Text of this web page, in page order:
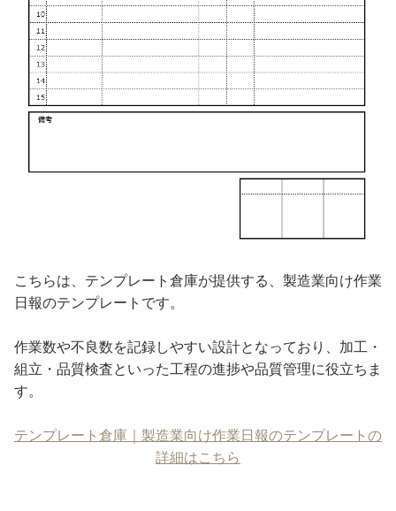
こちらは、テンプレート倉庫が提供する、製造業向け作業
日報のテンプレートです。
作業数や不良数を記録しやすい設計となっており、加工・
組立・品質検査といった工程の進捗や品質管理に役立ちま
す。
テンプレート倉庫｜製造業向け作業日報のテンプレートの
詳細はこちら